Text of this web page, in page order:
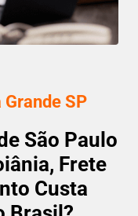
SP
São Paulo
Frete
Custa